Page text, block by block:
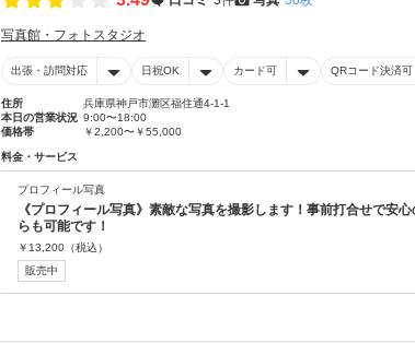
写真館・フォトスタジオ
出張・訪問対応 日祝OK カード可 QRコード決済可
住所
兵庫県神戸市灘区福住通4-1-1
本日の営業状況 9:00〜18:00
価格帯
￥2,200〜￥55,000
料金・サービス
プロフィール写真
《プロフィール写真》素敵な写真を撮影します！事前打合せで安
らも可能です！
￥ 13,200 （税込）
販売中